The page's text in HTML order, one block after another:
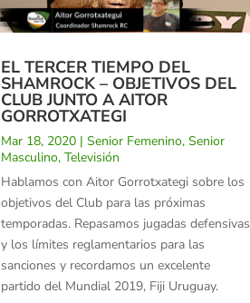
EL TERCER TIEMPO DEL
SHAMROCK – OBJETIVOS DEL
CLUB JUNTO A AITOR
GORROTXATEGI
Mar 18, 2020| Senior Femenino, Senior
Masculino, Televisión
Hablamos con Aitor Gorrotxategi sobre los
objetivos del Club para las próximas
temporadas. Repasamos jugadas defensivas
y los límites reglamentarios para las
sanciones y recordamos un excelente
partido del Mundial 2019, Fiji Uruguay.